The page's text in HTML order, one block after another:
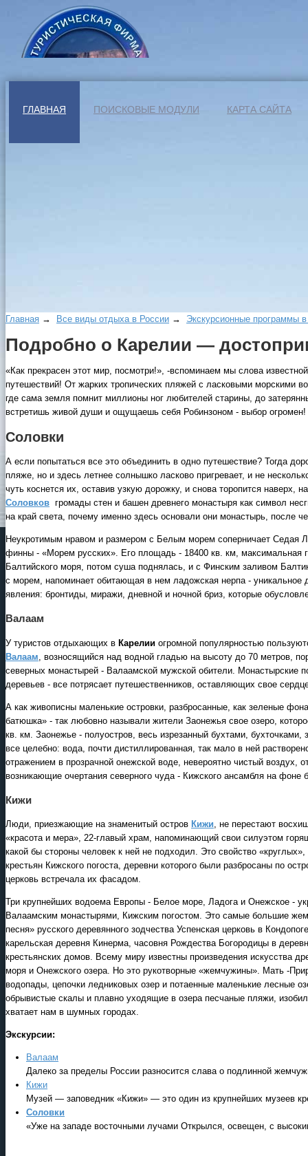
ГЛАВНАЯ ПОИСКОВЫЕ МОДУЛИ КАРТА САЙТА
Главная → Все виды отдыха в России → Экскурсионные программы
Подробно о Карелии —
«Как прекрасен этот мир, посмотри!», -вспоминаем мы слова
путешествий! От жарких тропических пляжей с ласковыми морскими
где сама земля помнит миллионы ног любителей старины, до
встретишь живой души и ощущаешь себя Робинзоном - выбор огромен!
Соловки
А если попытаться все это объединить в одно путешествие? Тогда
пляже, но и здесь летнее солнышко ласково пригревает, и не
чуть коснется их, оставив узкую дорожку, и снова торопится наверх,
Соловков громады стен и башен древнего монастыря как символ
на край света, почему именно здесь основали они монастырь, после
Неукротимым нравом и размером с Белым морем соперничает Седая
финны - «Морем русских». Его площадь - 18400 кв. км, максимальная
Балтийского моря, потом суша поднялась, и с Финским заливом
с морем, напоминает обитающая в нем ладожская нерпа -
явления: бронтиды, миражи, дневной и ночной бриз, которые
Валаам
У туристов отдыхающих в Карелии огромной популярностью
Валаам , возносящийся над водной гладью на высоту до 70 метров,
северных монастырей - Валаамской мужской обители. Монастырские
деревьев - все потрясает путешественников, оставляющих свое
А как живописны маленькие островки, разбросанные, как зеленые
батюшка» - так любовно называли жители Заонежья свое озеро,
кв. км. Заонежье - полуостров, весь изрезанный бухтами,
все целебно: вода, почти дистиллированная, так мало в ней
отражением в прозрачной онежской воде, невероятно чистый воздух,
возникающие очертания северного чуда - Кижского ансамбля на фоне
Кижи
Люди, приезжающие на знаменитый остров Кижи , не перестают
«красота и мера», 22-главый храм, напоминающий свои силуэтом
какой бы стороны человек к ней не подходил. Это свойство
крестьян Кижского погоста, деревни которого были разбросаны по
церковь встречала их фасадом.
Три крупнейших водоема Европы - Белое море, Ладога и Онежское -
Валаамским монастырями, Кижским погостом. Это самые большие
песня» русского деревянного зодчества Успенская церковь в
карельская деревня Кинерма, часовня Рождества Богородицы в
крестьянских домов. Всему миру известны произведения искусства
моря и Онежского озера. Но это рукотворные «жемчужины». Мать -
водопады, цепочки ледниковых озер и потаенные маленькие лесные
обрывистые скалы и плавно уходящие в озера песчаные пляжи,
хватает нам в шумных городах.
Экскурсии:
Валаам
Далеко за пределы России разносится слава о подлинной
Кижи
Музей — заповедник «Кижи» — это один из крупнейших музеев
Соловки
«Уже на западе восточными лучами Открылся, освещен, с